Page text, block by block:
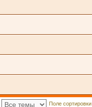
Поле сортировки